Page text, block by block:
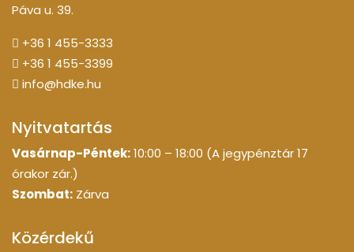
Páva u. 39.
+36 1 455-3333
+36 1 455-3399
info@hdke.hu
Nyitvatartás
Vasárnap-Péntek:10:00 – 18:00 (A jegypénztár 17
órakor zár.)
Szombat: Zárva
Közérdekű